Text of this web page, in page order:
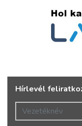
Hírlevél
Vezetéknév